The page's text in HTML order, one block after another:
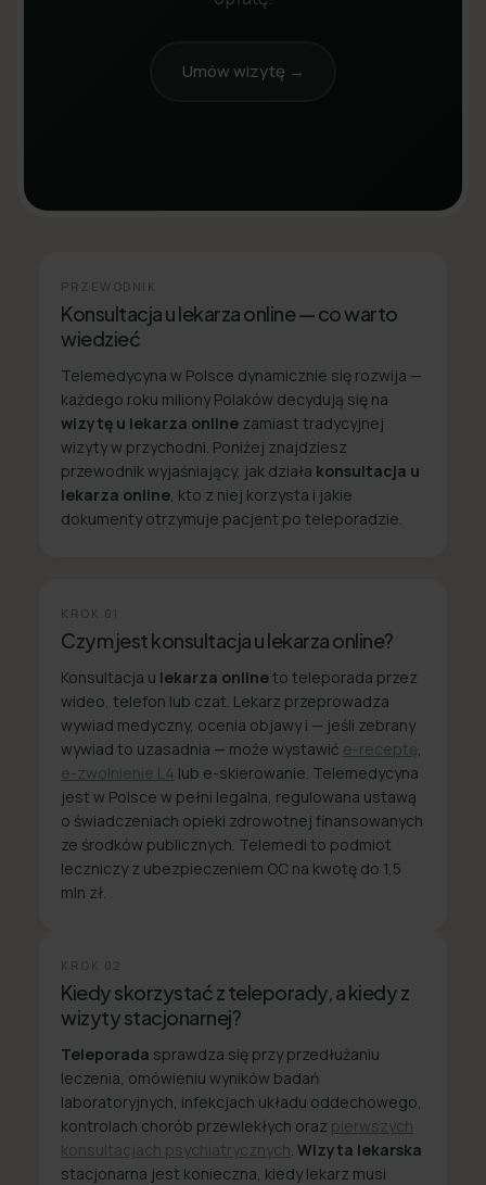
Umów wizytę →
PRZEWODNIK
Konsultacja u lekarza online — co warto
wiedzieć
Telemedycyna w Polsce dynamicznie się rozwija —
każdego roku miliony Polaków decydują się na
wizytę u lekarza online zamiast tradycyjnej
wizyty w przychodni. Poniżej znajdziesz
przewodnik wyjaśniający, jak działa konsultacja u
lekarza online , kto z niej korzysta i jakie
dokumenty otrzymuje pacjent po teleporadzie.
KROK 01
Czym jest konsultacja u lekarza online?
Konsultacja u lekarza onlineto teleporada przez
wideo, telefon lub czat. Lekarz przeprowadza
wywiad medyczny, ocenia objawy i — jeśli zebrany
wywiad to uzasadnia — może wystawić e-receptę
e-zwolnienie L4 lub e-skierowanie. Telemedycyna
jest w Polsce w pełni legalna, regulowana ustawą
o świadczeniach opieki zdrowotnej finansowanych
ze środków publicznych. Telemedi to podmiot
leczniczy z ubezpieczeniem OC na kwotę do 1,5
mln zł.
KROK 02
Kiedy skorzystać z teleporady, a kiedy z
wizyty stacjonarnej?
Teleporada sprawdza się przy przedłużaniu
leczenia, omówieniu wyników badań
laboratoryjnych, infekcjach układu oddechowego,
kontrolach chorób przewlekłych oraz pierwszych
konsultacjach psychiatrycznych Wizyta lekarska
stacjonarna jest konieczna, kiedy lekarz musi